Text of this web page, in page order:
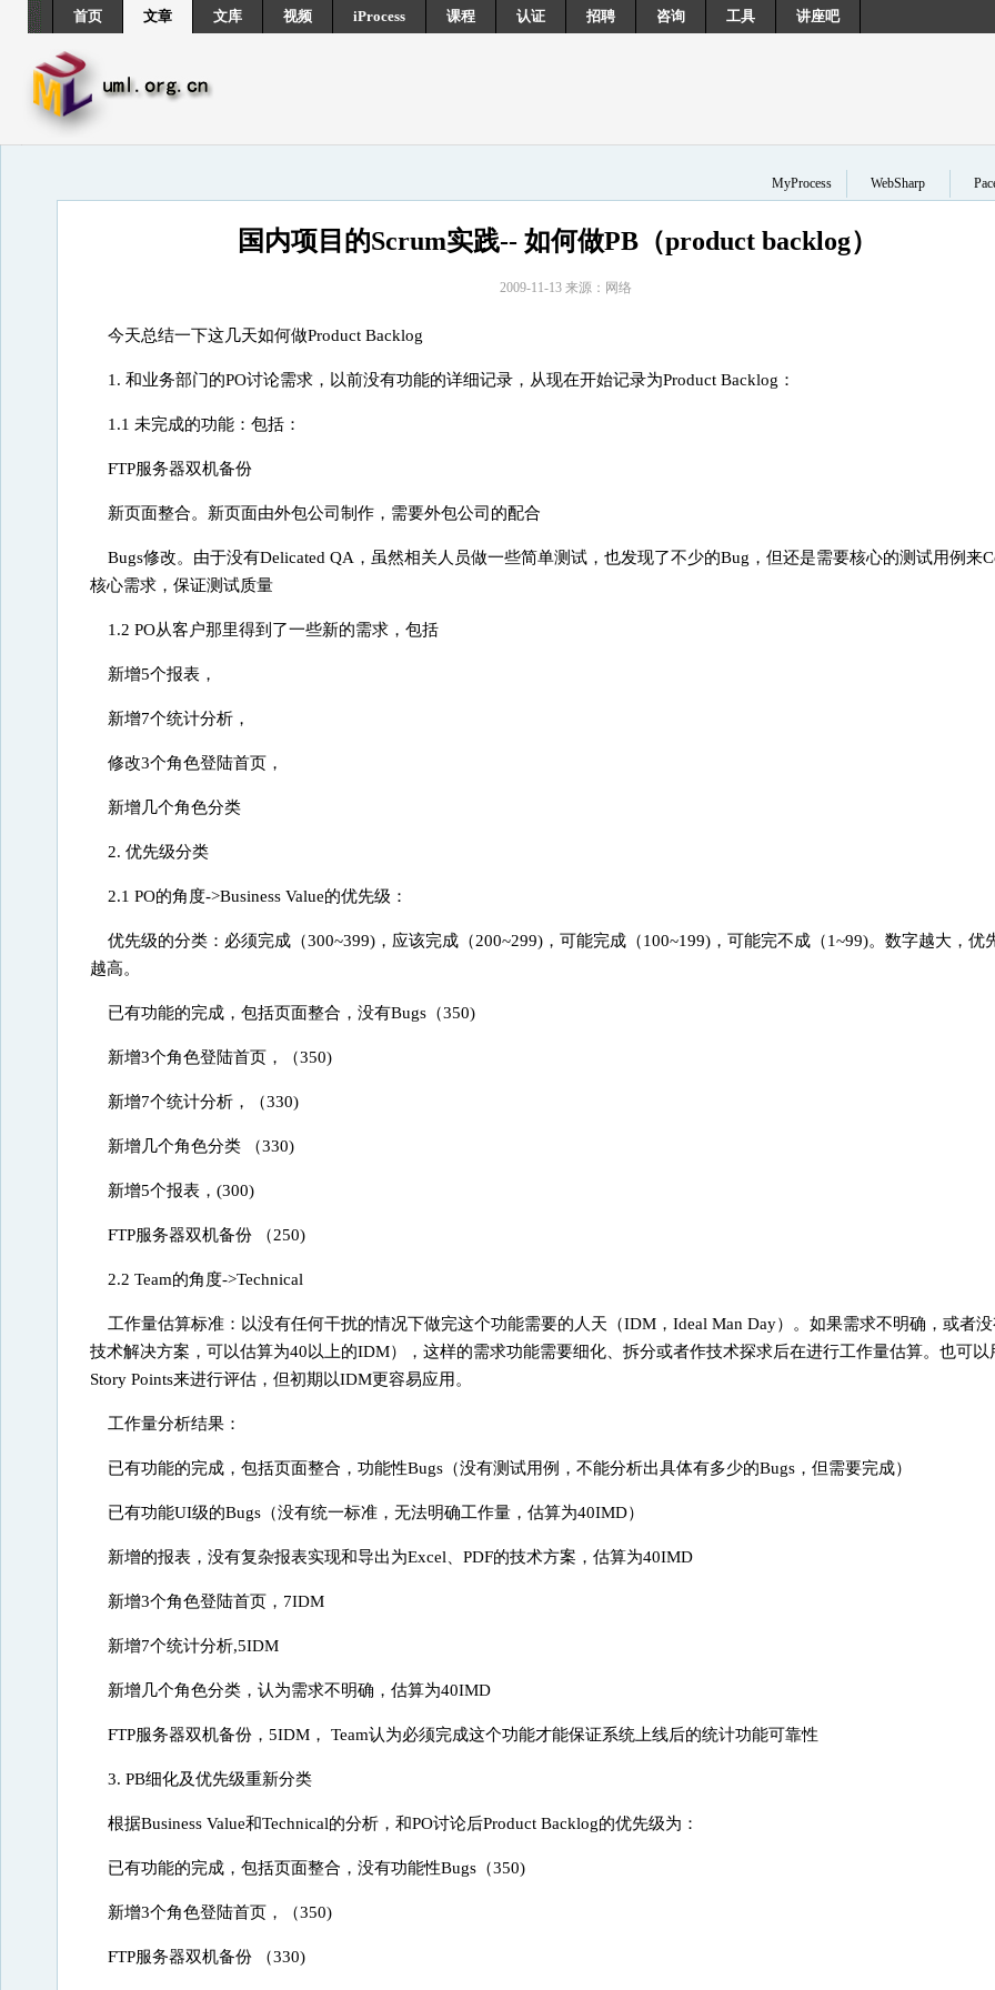
首页 文章 文库 视频 iProcess 课程 认证 招聘 咨询 工具 讲座吧
MyProcess WebSharp
国内项目的Scrum实践-- 如何做PB（product backlog）
2009-11-13 来源：网络
今天总结一下这几天如何做Product Backlog
1. 和业务部门的PO讨论需求，以前没有功能的详细记录，从现在开始记录为Product Backlog：
1.1 未完成的功能：包括：
FTP服务器双机备份
新页面整合。新页面由外包公司制作，需要外包公司的配合
Bugs修改。由于没有Delicated QA，虽然相关人员做一些简单测试，也发现了不少的Bug，但还是需要核心的测试用例来
核心需求，保证测试质量
1.2 PO从客户那里得到了一些新的需求，包括
新增5个报表，
新增7个统计分析，
修改3个角色登陆首页，
新增几个角色分类
2. 优先级分类
2.1 PO的角度->Business Value的优先级：
优先级的分类：必须完成（300~399)，应该完成（200~299)，可能完成（100~199)，可能完不成（1~99)。数字越大，优
越高。
已有功能的完成，包括页面整合，没有Bugs（350)
新增3个角色登陆首页，（350)
新增7个统计分析，（330)
新增几个角色分类 （330)
新增5个报表，(300)
FTP服务器双机备份 （250)
2.2 Team的角度->Technical
工作量估算标准：以没有任何干扰的情况下做完这个功能需要的人天（IDM，Ideal Man Day）。如果需求不明确，或者
技术解决方案，可以估算为40以上的IDM），这样的需求功能需要细化、拆分或者作技术探求后在进行工作量估算。也可以
Story Points来进行评估，但初期以IDM更容易应用。
工作量分析结果：
已有功能的完成，包括页面整合，功能性Bugs（没有测试用例，不能分析出具体有多少的Bugs，但需要完成）
已有功能UI级的Bugs（没有统一标准，无法明确工作量，估算为40IMD）
新增的报表，没有复杂报表实现和导出为Excel、PDF的技术方案，估算为40IMD
新增3个角色登陆首页，7IDM
新增7个统计分析,5IDM
新增几个角色分类，认为需求不明确，估算为40IMD
FTP服务器双机备份，5IDM， Team认为必须完成这个功能才能保证系统上线后的统计功能可靠性
3. PB细化及优先级重新分类
根据Business Value和Technical的分析，和PO讨论后Product Backlog的优先级为：
已有功能的完成，包括页面整合，没有功能性Bugs（350)
新增3个角色登陆首页，（350)
FTP服务器双机备份 （330)